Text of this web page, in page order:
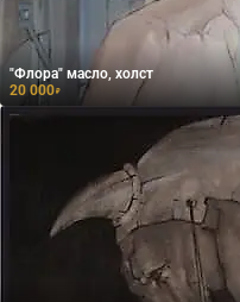
"Флора" масло, холст
20 000₽